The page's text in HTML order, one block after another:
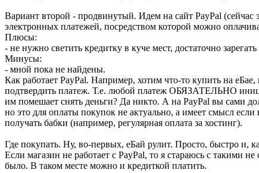
Вариант второй - продвинутый. Идем на сайт PayPal (сейчас
электронных платежей, посредством которой можно
Плюсы:
- не нужно светить кредитку в куче мест, достаточно
Минусы:
- мной пока не найдены.
Как работает PayPal. Например, хотим что-то купить на
подтвердить платеж. Т.е. любой платеж ОБЯЗАТЕЛЬНО
им помешает снять деньги? Да никто. А на PayPal вы сами
но это для оплаты покупок не актуально, а имеет смысл
получать бабки (например, регулярная оплата за хостинг).
Где покупать. Ну, во-первых, еБай рулит. Просто, быстро и,
Если магазин не работает с PayPal, то я стараюсь с такими
было. В таком месте можно и кредиткой платить.